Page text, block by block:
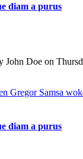
diam a purus
John Doe on
Gregor Samsa
diam a purus